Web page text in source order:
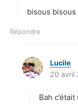
bisous bisous
Répondre
Lucile
i
20 avril
Bah